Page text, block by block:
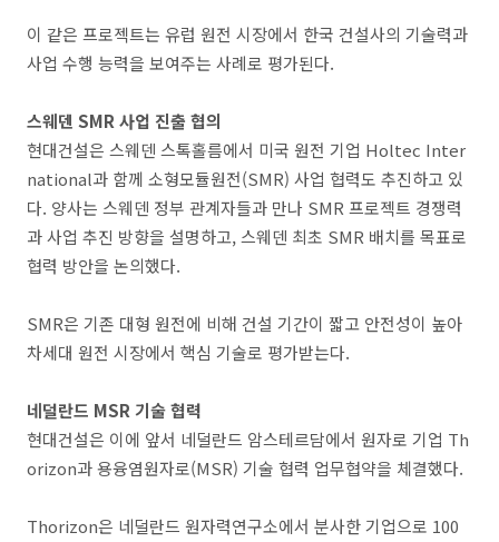
이 같은 프로젝트는 유럽 원전 시장에서 한국 건설사의 기술력과
사업 수행 능력을 보여주는 사례로 평가된다.
스웨덴 SMR 사업 진출 협의
현대건설은 스웨덴 스톡홀름에서 미국 원전 기업 Holtec Inter
national과 함께 소형모듈원전(SMR) 사업 협력도 추진하고 있
다. 양사는 스웨덴 정부 관계자들과 만나 SMR 프로젝트 경쟁력
과 사업 추진 방향을 설명하고, 스웨덴 최초 SMR 배치를 목표로
협력 방안을 논의했다.
SMR은 기존 대형 원전에 비해 건설 기간이 짧고 안전성이 높아
차세대 원전 시장에서 핵심 기술로 평가받는다.
네덜란드 MSR 기술 협력
현대건설은 이에 앞서 네덜란드 암스테르담에서 원자로 기업 Th
orizon과 용융염원자로(MSR) 기술 협력 업무협약을 체결했다.
Thorizon은 네덜란드 원자력연구소에서 분사한 기업으로 100